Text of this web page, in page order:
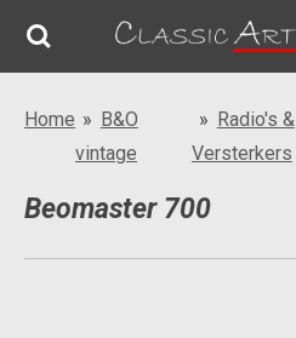
Ga
de
hoofdinhoud
Home » B&O
vintage
» Radio's &
Versterkers
Beomaster 700